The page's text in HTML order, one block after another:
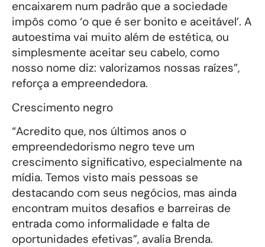
encaixarem num padrão que a sociedade
impôs como ‘o que é ser bonito e aceitável’. A
autoestima vai muito além de estética, ou
simplesmente aceitar seu cabelo, como
nosso nome diz: valorizamos nossas raízes”,
reforça a empreendedora.
Crescimento negro
“Acredito que, nos últimos anos o
empreendedorismo negro teve um
crescimento significativo, especialmente na
mídia. Temos visto mais pessoas se
destacando com seus negócios, mas ainda
encontram muitos desafios e barreiras de
entrada como informalidade e falta de
oportunidades efetivas”, avalia Brenda.